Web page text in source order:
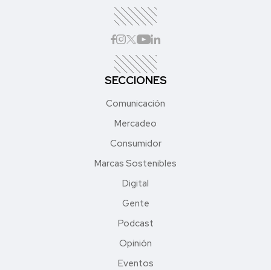
SECCIONES
Comunicación
Mercadeo
Consumidor
Marcas Sostenibles
Digital
Gente
Podcast
Opinión
Eventos